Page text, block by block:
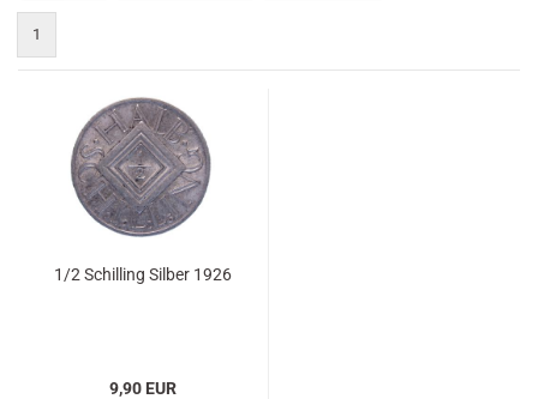
1
1/2 Schilling Silber 1926
9,90 EUR